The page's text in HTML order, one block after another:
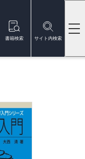
書籍検索 サイト内検索